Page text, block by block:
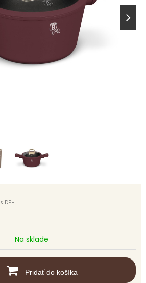
s DPH
Na sklade
Pridať do košíka